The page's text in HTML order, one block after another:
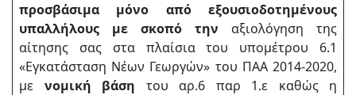
προσβάσιμα μόνο από εξουσιοδοτημένους
υπαλλήλους με σκοπό την αξιολόγηση της
αίτησης σας στα πλαίσια του υπομέτρου 6.1
«Εγκατάσταση Νέων Γεωργών» του ΠΑΑ 2014-2020,
με νομική βάση του αρ.6 παρ 1.ε καθώς η